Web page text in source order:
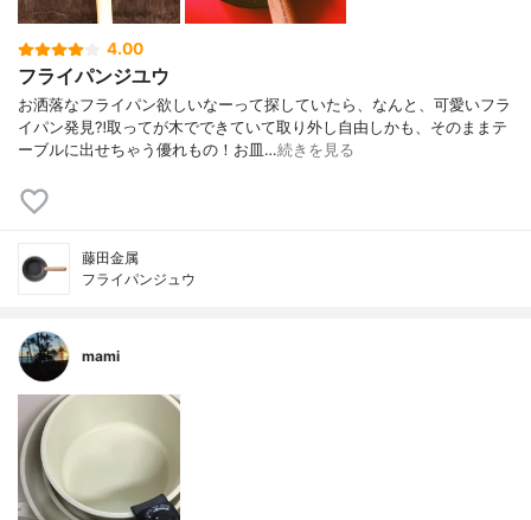
4.00
フライパンジユウ
お洒落なフライパン欲しいなーって探していたら、なんと、可愛いフラ
イパン発見⁈取ってが木でできていて取り外し自由しかも、そのままテ
ーブルに出せちゃう優れもの！お皿…続きを見る
藤田金属
フライパンジュウ
mami